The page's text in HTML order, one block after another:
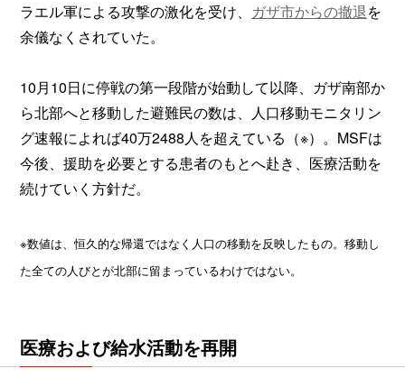
ラエル軍による攻撃の激化を受け、 ガザ市からの撤退を
余儀なくされていた。
10月10日に停戦の第一段階が始動して以降、ガザ南部か
ら北部へと移動した避難民の数は、人口移動モニタリン
グ速報によれば40万2488人を超えている（※）。MSFは
今後、援助を必要とする患者のもとへ赴き、医療活動を
続けていく方針だ。
※数値は、恒久的な帰還ではなく人口の移動を反映したもの。移動し
た全ての人びとが北部に留まっているわけではない。
医療および給水活動を再開